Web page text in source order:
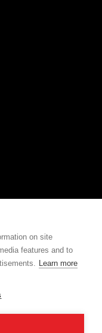
on site
features and to
Learn more